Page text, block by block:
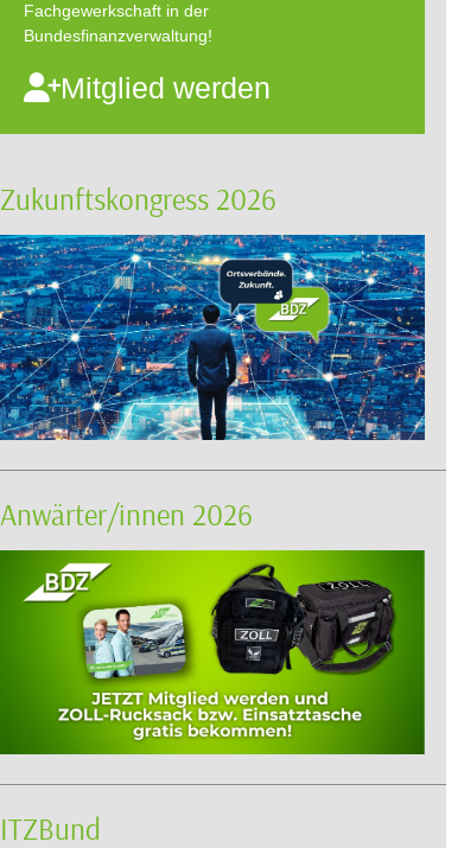
Fachgewerkschaft in der
Bundesfinanzverwaltung!
Mitglied werden
Zukunftskongress 2026
Anwärter/innen 2026
ITZBund